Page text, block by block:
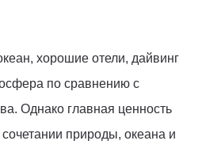
хорошие отели, дайвинг
по сравнению с
Однако главная ценность
природы, океана и